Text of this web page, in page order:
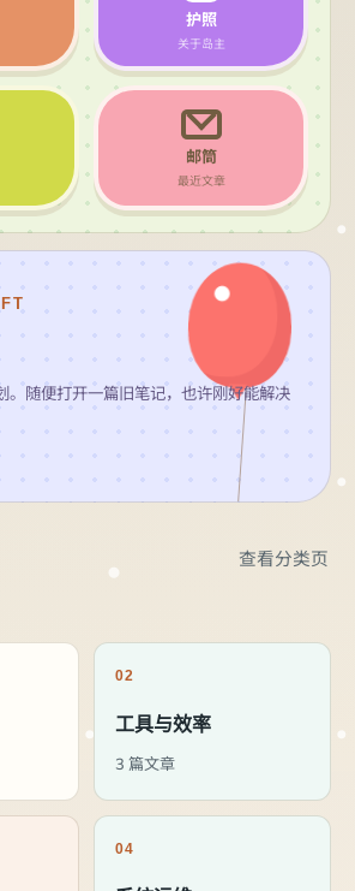
护照
关于岛主
邮筒
最近文章
。随便打开一篇旧笔记，也许刚好能解决
查看分类页
02
工具与效率
3 篇文章
04